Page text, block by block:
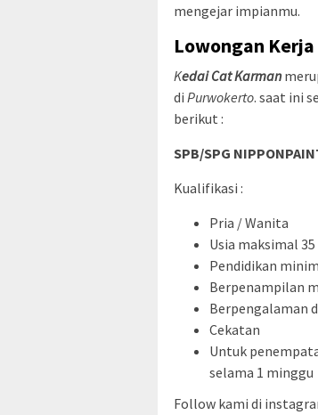
mengejar impianmu.
Lowongan
Kedai Cat Karman
di Purwokerto. saat ini
berikut :
SPB/SPG
Kualifikasi :
Pria / Wanita
Usia maksimal
Pendidikan
Berpenampilan
Berpengalaman
Cekatan
Untuk
selama 1 minggu
Follow kami di